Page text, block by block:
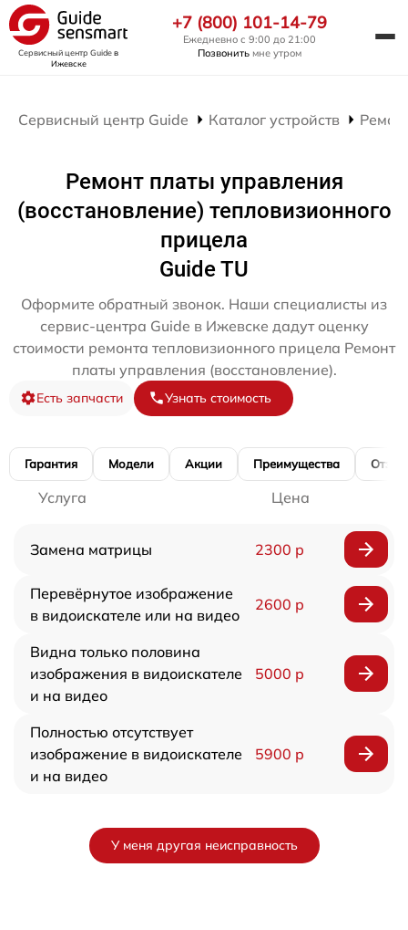
Сервисный центр Guideв
Ижевске
+7 (800) 101-14-79
Ежедневно с 9:00 до 21:00
Позвонить мне утром
Сервисный центр Guide Каталог устройств
Ремонт платы управления
(восстановление) тепловизионного
прицела
Guide TU
Оформите обратный звонок. Наши специалисты из
сервис-центра Guide в Ижевске дадут оценку
стоимости ремонта тепловизионного прицела Ремонт
платы управления (восстановление).
Есть запчасти Узнать стоимость
Гарантия Модели Акции Преимущества
Услуга Цена
Замена матрицы 2300 р
Перевёрнутое изображение
в видоискателе или на видео
2600 р
Видна только половина
изображения в видоискателе
и на видео
5000 р
Полностью отсутствует
изображение в видоискателе
и на видео
5900 р
У меня другая неисправность